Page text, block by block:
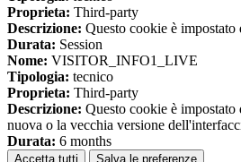
Proprieta: Third-party
Descrizione: Questo cookie è
Durata: Session
Nome: VISITOR_INFO1_LIVE
Tipologia: tecnico
Proprieta: Third-party
Descrizione: Questo cookie è
nuova o la vecchia versione
Durata: 6 months
Accetta tutti Salva le preferenze